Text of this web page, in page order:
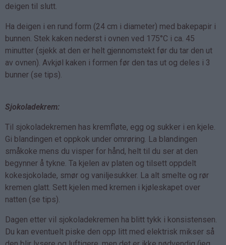
deigen til slutt.
Ha deigen i en rund form (24 cm i diameter) med bakepapir i
bunnen. Stek kaken nederst i ovnen ved 175°C i ca. 45
minutter (sjekk at den er helt gjennomstekt før du tar den ut
av ovnen). Avkjøl kaken i formen før den tas ut og deles i 3
bunner (se tips).
Sjokoladekrem:
Til sjokoladekremen has kremfløte, egg og sukker i en kjele.
Gi blandingen et oppkok under omrøring. La blandingen
småkoke mens du visper for hånd, helt til du ser at den
begynner å tykne. Ta kjelen av platen og tilsett oppdelt
kokesjokolade, smør og vaniljesukker. La alt smelte og rør
kremen glatt. Sett kjelen med kremen i kjøleskapet over
natten (se tips).
Dagen etter vil sjokoladekremen ha blitt tykk i konsistensen.
Du kan eventuelt piske den opp litt med elektrisk mikser så